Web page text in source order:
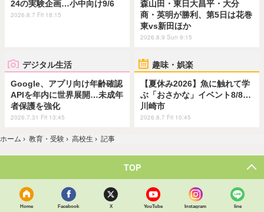
24の実験企画…小中向け9/6
2026.8.7 Fri 18:15
森山田・東日大昌平・大分
商・英明が勝利、第5日は花巻
東vs新田ほか
2026.8.9 Sun 9:15
デジタル生活
Google、アプリ向け年齢確認
APIを年内に世界展開…未成年
者保護を強化
2026.7.31 Fri 13:45
趣味・娯楽
【夏休み2026】魚に触れて学
ぶ「おさかな」イベント8/8…
川崎市
2026.8.7 Fri 10:45
ホーム › 教育・受験 › 高校生 › 記事
TOP
Home Facebook X YouTube Instagram line